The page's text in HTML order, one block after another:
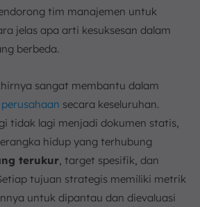
tim manajemen untuk
jelas apa arti kesuksesan dalam
berbeda.
sangat membantu dalam
secara keseluruhan.
tidak lagi menjadi dokumen statis,
hidup yang terhubung
terukur, target spesifik, dan
tujuan strategis memiliki metrik
untuk dipantau dan dievaluasi